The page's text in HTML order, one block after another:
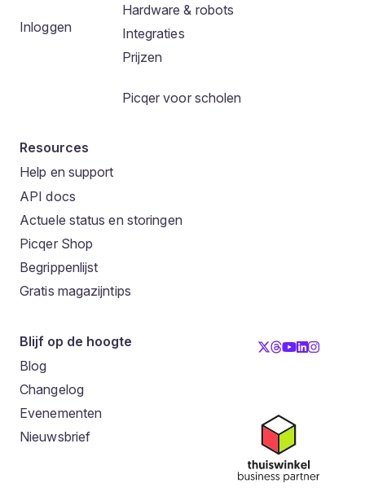
Inloggen
Hardware & robots
Integraties
Prijzen
Picqer voor scholen
Resources
Help en support
API docs
Actuele status en storingen
Picqer Shop
Begrippenlijst
Gratis magazijntips
Blijf op de hoogte
Blog
Changelog
Evenementen
Nieuwsbrief